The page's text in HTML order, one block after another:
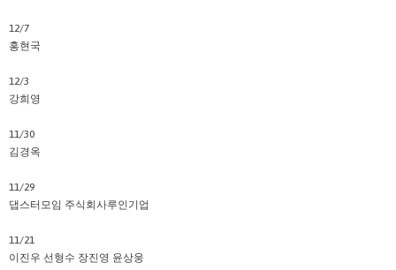
12/7
홍현국
12/3
강희영
11/30
김경옥
11/29
댑스터모임 주식회사루인기업
11/21
이진우 선형수 장진영 윤상웅